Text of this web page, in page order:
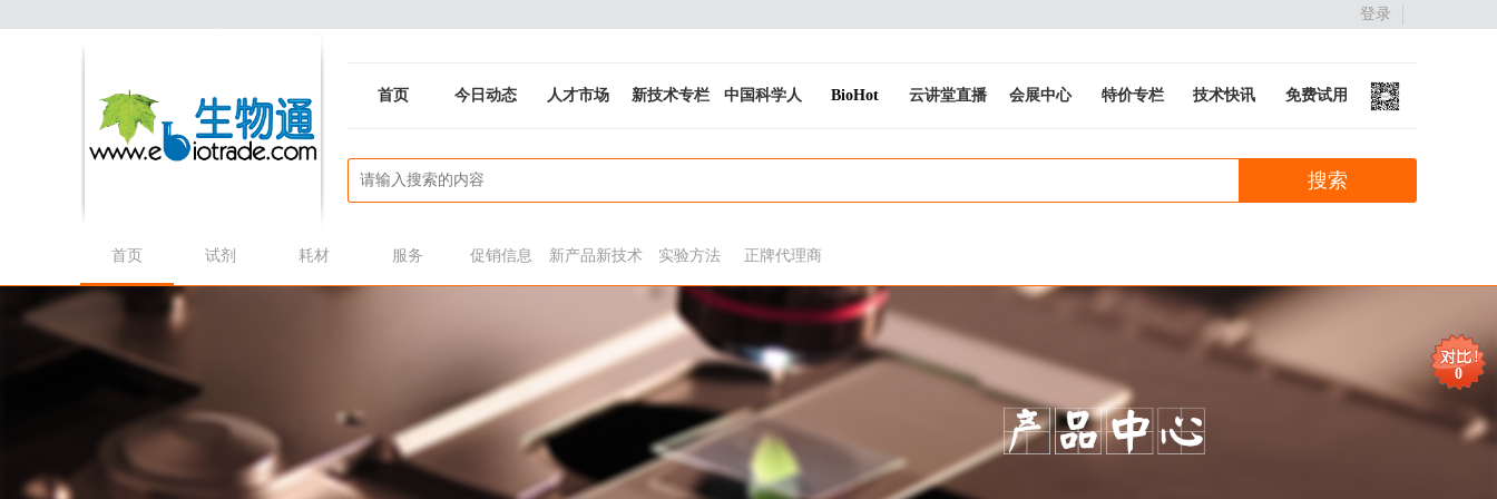
登录
首页 今日动态 人才市场 新技术专栏 中国科学人 BioHot 云讲堂直播 会展中心 特价专栏 技术快讯 免费试用
首页 试剂 耗材 服务 促销信息 新产品新技术 实验方法 正牌代理商
0